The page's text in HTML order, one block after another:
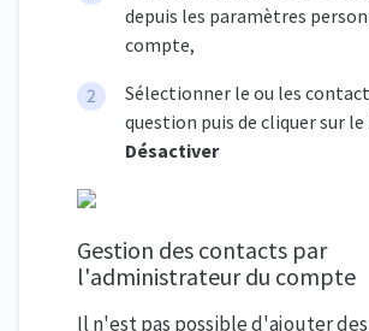
depuis les paramètres
compte,
Sélectionner le ou les
question puis de cliquer sur
Désactiver
Gestion des contacts par
l'administrateur du compte
Il n'est pas possible d'ajouter